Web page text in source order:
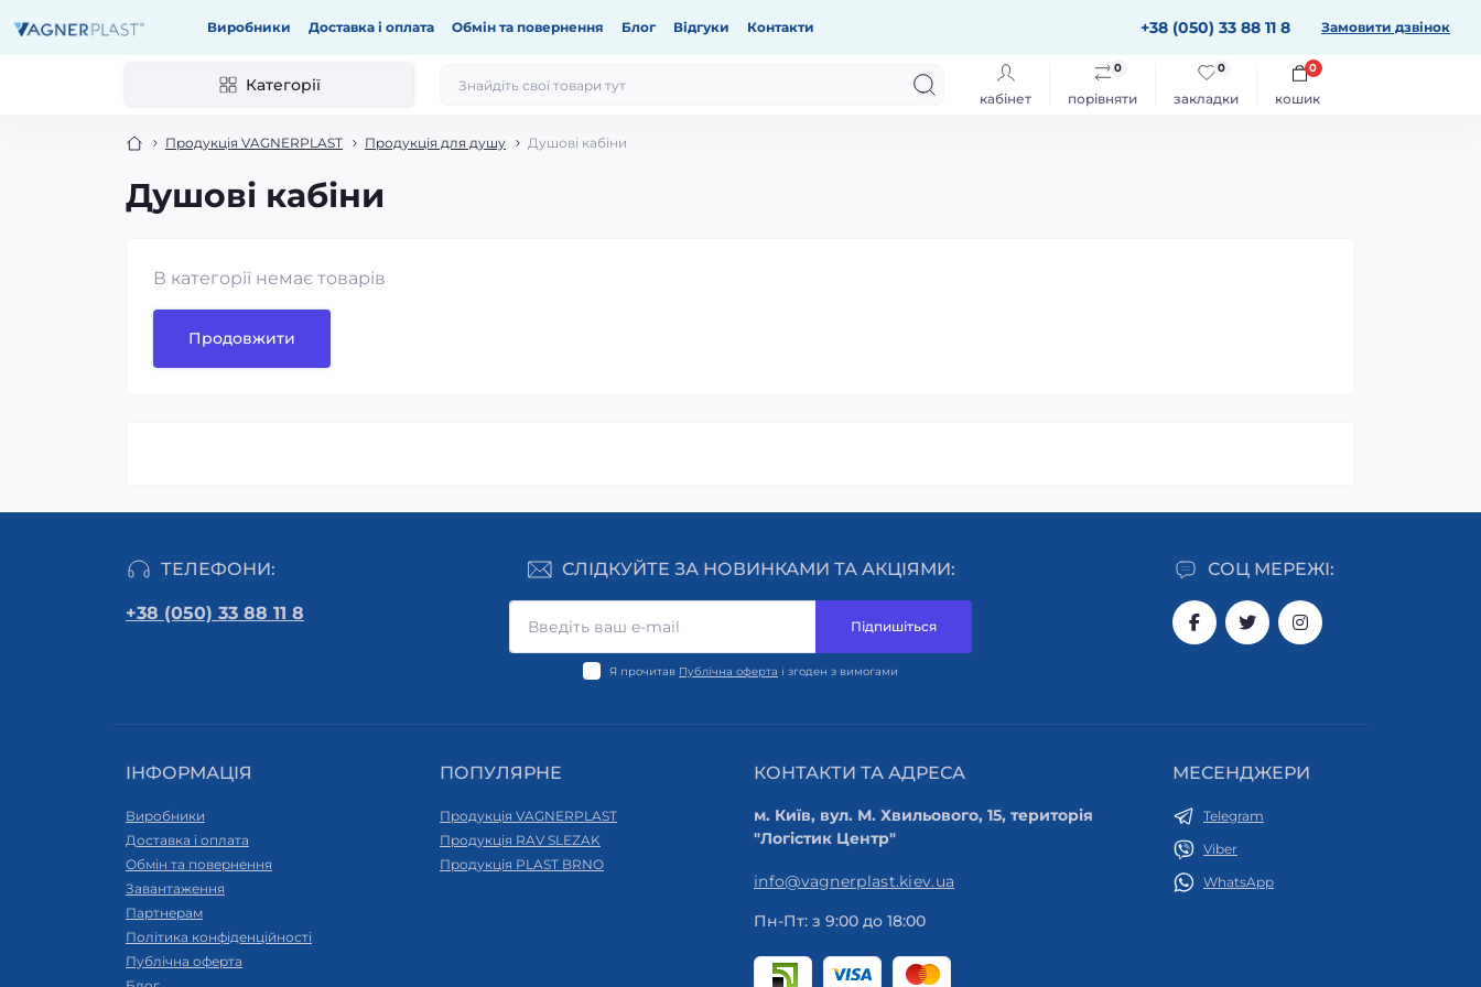
Виробники Доставка і оплата Обмін та повернення Блог Відгуки Контакти +38 (050) 33 88 11 8 Замовити дзвінок
Категорії
кабінет порівняти
0
закладки
0
кошик
0
Продукція VAGNERPLAST Продукція для душу Душові кабіни
Душові кабіни
В категорії немає товарів
Продовжити
ТЕЛЕФОНИ:
+38 (050) 33 88 11 8
СОЦ МЕРЕЖІ:
СЛІДКУЙТЕ ЗА НОВИНКАМИ ТА АКЦІЯМИ:
Підпишіться
Я прочитав Публічна оферта і згоден з вимогами
ІНФОРМАЦІЯ
Виробники
Доставка і оплата
Обмін та повернення
Завантаження
Партнерам
Політика конфіденційності
Публічна оферта
ПОПУЛЯРНЕ
Продукція VAGNERPLAST
Продукція RAV SLEZAK
Продукція PLAST BRNO
КОНТАКТИ ТА АДРЕСА
м. Київ, вул. М. Хвильового, 15, територія
"Логістик Центр"
info@vagnerplast.kiev.ua
Пн-Пт: з 9:00 до 18:00
МЕСЕНДЖЕРИ
Telegram
Viber
WhatsApp